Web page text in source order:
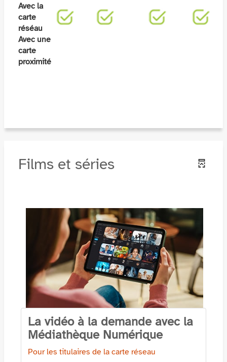
Avec la
carte
réséau
Avec une
carte
proximité
Films et séries
La vidéo à la demande avec la
Médiathèque Numérique
Pour les titulaires de la carte réseau